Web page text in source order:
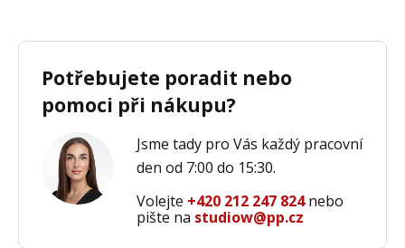
Potřebujete poradit nebo
pomoci při nákupu?
Jsme tady pro Vás každý pracovní
den od 7:00 do 15:30.
Volejte +420 212 247 824nebo
pište na studiow@pp.cz